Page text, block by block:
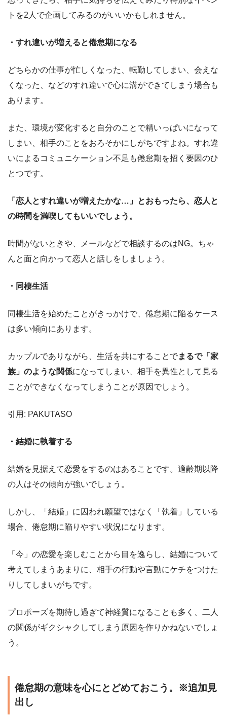
トを2人で企画してみるのがいいかもしれません。
・すれ違いが増えると倦怠期になる
どちらかの仕事が忙しくなった、転勤してしまい、会えな
くなった、などのすれ違いで心に溝ができてしまう場合も
あります。
また、環境が変化すると自分のことで精いっぱいになって
しまい、相手のことをおろそかにしがちですよね。すれ違
いによるコミュニケーション不足も倦怠期を招く要因のひ
とつです。
「恋人とすれ違いが増えたかな…」とおもったら、恋人と
の時間を満喫してもいいでしょう。
時間がないときや、メールなどで相談するのはNG。ちゃ
んと面と向かって恋人と話しをしましょう。
・同棲生活
同棲生活を始めたことがきっかけで、倦怠期に陥るケース
は多い傾向にあります。
カップルでありながら、生活を共にすることでまるで「家
族」のような関係になってしまい、相手を異性として見る
ことができなくなってしまうことが原因でしょう。
引用: PAKUTASO
・結婚に執着する
結婚を見据えて恋愛をするのはあることです。適齢期以降
の人はその傾向が強いでしょう。
しかし、「結婚」に囚われ願望ではなく「執着」している
場合、倦怠期に陥りやすい状況になります。
「今」の恋愛を楽しむことから目を逸らし、結婚について
考えてしまうあまりに、相手の行動や言動にケチをつけた
りしてしまいがちです。
プロポーズを期待し過ぎて神経質になることも多く、二人
の関係がギクシャクしてしまう原因を作りかねないでしょ
う。
倦怠期の意味を心にとどめておこう。※追加見
出し